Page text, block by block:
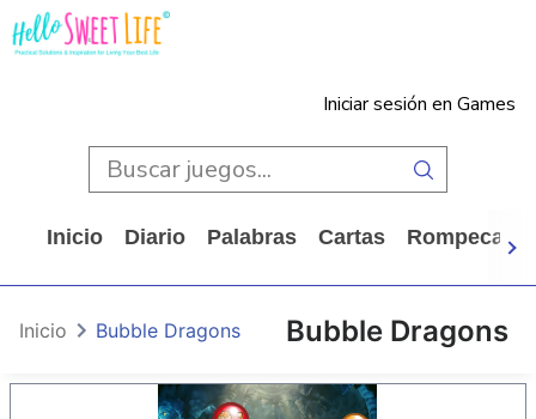
Iniciar sesión en Games
Inicio Diario Palabras Cartas
Bubble Dragons
Inicio Bubble Dragons